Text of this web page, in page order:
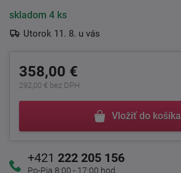
skladom 4 ks
Utorok 11. 8. u vás
358,00 €
292,00 € bez DPH
Vložiť do košíka
+421 222 205 156
Po-Pia 8:00 - 17:00 hod.